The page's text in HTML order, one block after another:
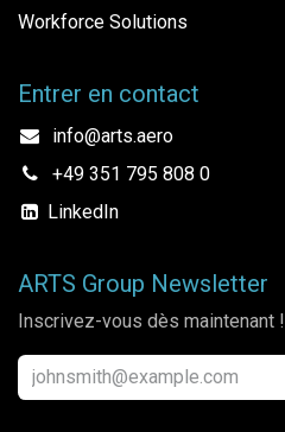
Workforce Solutions
Entrer en contact
info@arts.aero
+49 351 795 808 0
LinkedIn
ARTS Group Newsletter
Inscrivez-vous dès maintenant !